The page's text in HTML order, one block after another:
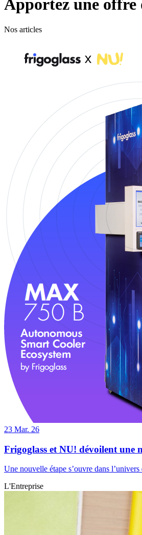
Apportez une offre
Nos articles
23 Mar. 26
Frigoglass et NU! dévoilent une
Une nouvelle étape s’ouvre dans
L'Entreprise